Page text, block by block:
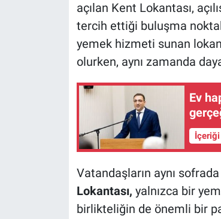
açılan Kent Lokantası,
tercih ettiği buluşma
yemek hizmeti sunan
olurken, aynı zamanda
Ev
Vatandaşların aynı
Lokantası, yalnızca bir
birlikteliğin de önemli bir